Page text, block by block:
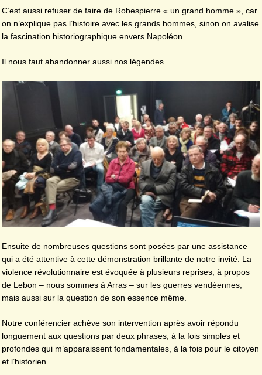
C’est aussi refuser de faire de Robespierre « un grand homme », car
on n’explique pas l’histoire avec les grands hommes, sinon on avalise
la fascination historiographique envers Napoléon.
Il nous faut abandonner aussi nos légendes.
Ensuite de nombreuses questions sont posées par une assistance
qui a été attentive à cette démonstration brillante de notre invité. La
violence révolutionnaire est évoquée à plusieurs reprises, à propos
de Lebon – nous sommes à Arras – sur les guerres vendéennes,
mais aussi sur la question de son essence même.
Notre conférencier achève son intervention après avoir répondu
longuement aux questions par deux phrases, à la fois simples et
profondes qui m’apparaissent fondamentales, à la fois pour le citoyen
et l’historien.